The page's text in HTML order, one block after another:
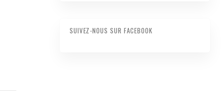
SUIVEZ-NOUS SUR FACEBOOK